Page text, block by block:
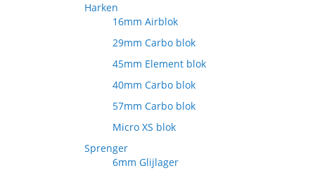
Harken
16mm Airblok
29mm Carbo blok
45mm Element blok
40mm Carbo blok
57mm Carbo blok
Micro XS blok
Sprenger
6mm Glijlager